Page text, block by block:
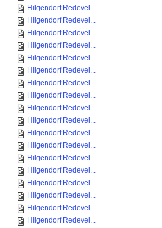
Hilgendorf Redevel...
Hilgendorf Redevel...
Hilgendorf Redevel...
Hilgendorf Redevel...
Hilgendorf Redevel...
Hilgendorf Redevel...
Hilgendorf Redevel...
Hilgendorf Redevel...
Hilgendorf Redevel...
Hilgendorf Redevel...
Hilgendorf Redevel...
Hilgendorf Redevel...
Hilgendorf Redevel...
Hilgendorf Redevel...
Hilgendorf Redevel...
Hilgendorf Redevel...
Hilgendorf Redevel...
Hilgendorf Redevel...